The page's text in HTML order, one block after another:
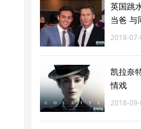
英国跳
当爸 与
2018-
凯拉奈
情戏
2018-